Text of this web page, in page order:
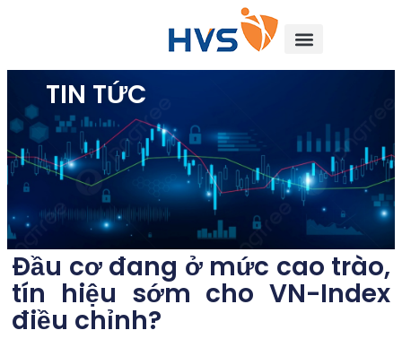
TIN TỨC
Đầu cơ đang ở mức cao trào,
tín hiệu sớm cho VN-Index
điều chỉnh?